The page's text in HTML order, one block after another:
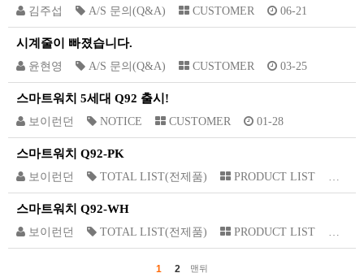
김주섭 A/S 문의(Q&A) CUSTOMER 06-21
시계줄이 빠졌습니다.
윤현영 A/S 문의(Q&A) CUSTOMER 03-25
스마트워치 5세대 Q92 출시!
보이런던 NOTICE CUSTOMER 01-28
스마트워치 Q92-PK
보이런던 TOTAL LIST(전제품) PRODUCT LIST 01-
스마트워치 Q92-WH
보이런던 TOTAL LIST(전제품) PRODUCT LIST 01-
1 2 맨뒤